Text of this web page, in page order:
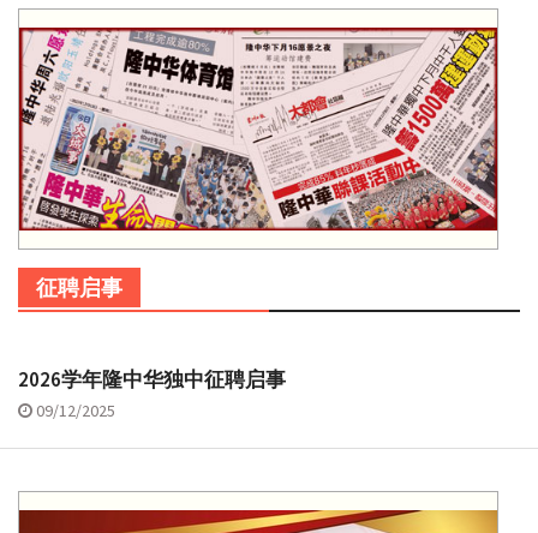
征聘启事
2026学年隆中华独中征聘启事
09/12/2025